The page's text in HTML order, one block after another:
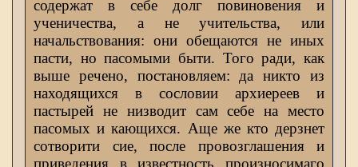
содержат в себе долг повиновения и
ученичества, а не учительства, или
начальствования: они обещаются не иных
пасти, но пасомыми быти. Того ради, как
выше речено, постановляем: да никто из
находящихся в сословии архиереев и
пастырей не низводит сам себе на место
пасомых и кающихся. Аще же кто дерзнет
сотворити сие, после провозглашения и
приведения в известность произносимаго